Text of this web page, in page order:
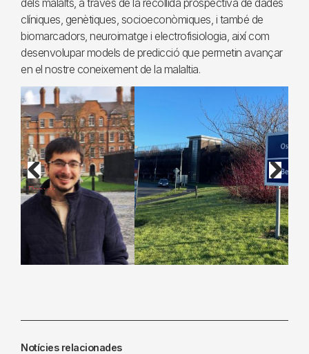
dels malalts, a través de la recollida prospectiva de dades
clíniques, genètiques, socioeconòmiques, i també de
biomarcadors, neuroimatge i electrofisiologia, així com
desenvolupar models de predicció que permetin avançar
en el nostre coneixement de la malaltia.
Previous Next
Notícies relacionades